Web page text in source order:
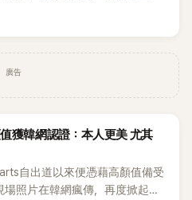
年迎來兩人的兒子。金珉禧也
外再度掀起熱議。
廣告
韓網認證：本人更美 尤其
自出道以來便憑藉高顏值備受
照片在韓網瘋傳，再度掀起熱